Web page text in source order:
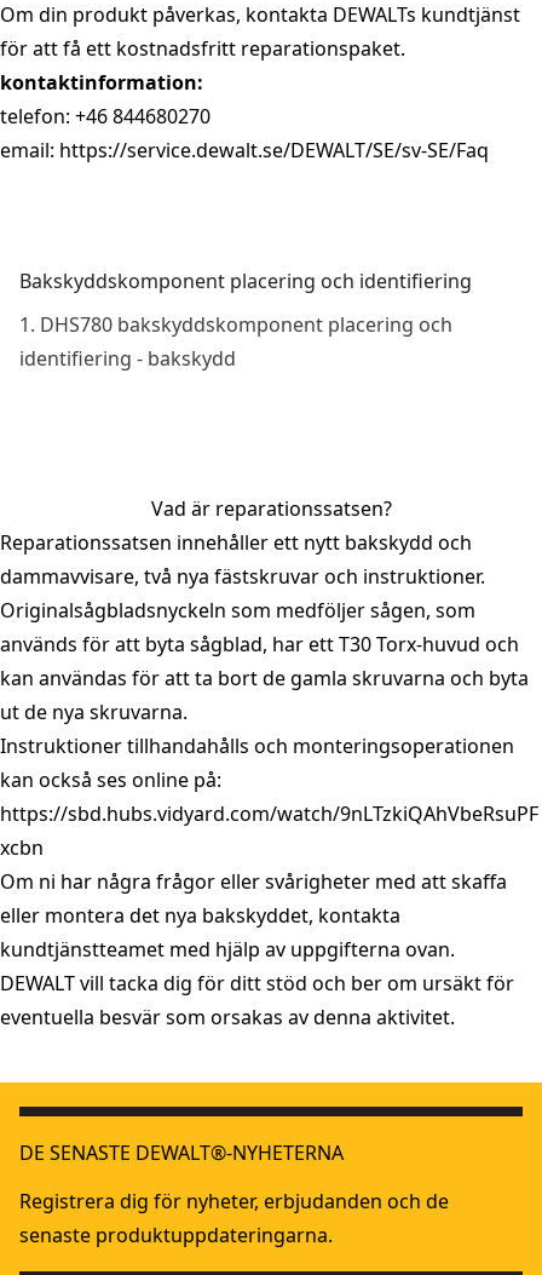
Om din produkt påverkas, kontakta DEWALTs kundtjänst
för att få ett kostnadsfritt reparationspaket.
kontaktinformation:
telefon: +46 844680270
email: https://service.dewalt.se/DEWALT/SE/sv-SE/Faq
Bakskyddskomponent placering och identifiering
1. DHS780 bakskyddskomponent placering och
identifiering - bakskydd
Vad är reparationssatsen?
Reparationssatsen innehåller ett nytt bakskydd och
dammavvisare, två nya fästskruvar och instruktioner.
Originalsågbladsnyckeln som medföljer sågen, som
används för att byta sågblad, har ett T30 Torx-huvud och
kan användas för att ta bort de gamla skruvarna och byta
ut de nya skruvarna.
Instruktioner tillhandahålls och monteringsoperationen
kan också ses online på:
https://sbd.hubs.vidyard.com/watch/9nLTzkiQAhVbeRsuPF
xcbn
Om ni har några frågor eller svårigheter med att skaffa
eller montera det nya bakskyddet, kontakta
kundtjänstteamet med hjälp av uppgifterna ovan.
DEWALT vill tacka dig för ditt stöd och ber om ursäkt för
eventuella besvär som orsakas av denna aktivitet.
DE SENASTE DEWALT®-NYHETERNA
Registrera dig för nyheter, erbjudanden och de
senaste produktuppdateringarna.